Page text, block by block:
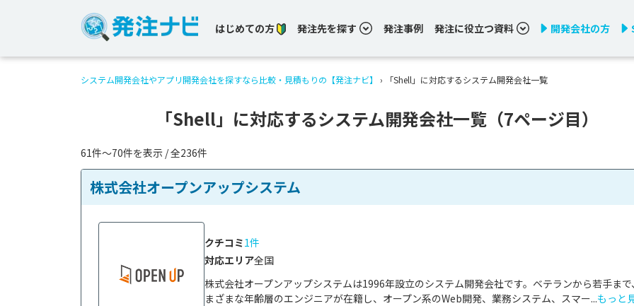
はじめての方 発注先を探す 発注事例 発注に役立つ資料 開発会社の方
システム開発会社やアプリ開発会社を探すなら比較・見積もりの【発注ナビ】 › 「Shell」に対応するシステム開発会社一覧
「Shell」に対応するシステム開発会社一覧（7ページ目）
61件〜70件を表示 / 全236件
株式会社オープンアップシステム
株式会社オープンアップシステムは1996年設立のシステム開発会社です。ベテランから若手まで
まざまな年齢層のエンジニアが在籍し、オープン系のWeb開発、業務システム、スマー...もっと
クチコミ1件
対応エリア全国